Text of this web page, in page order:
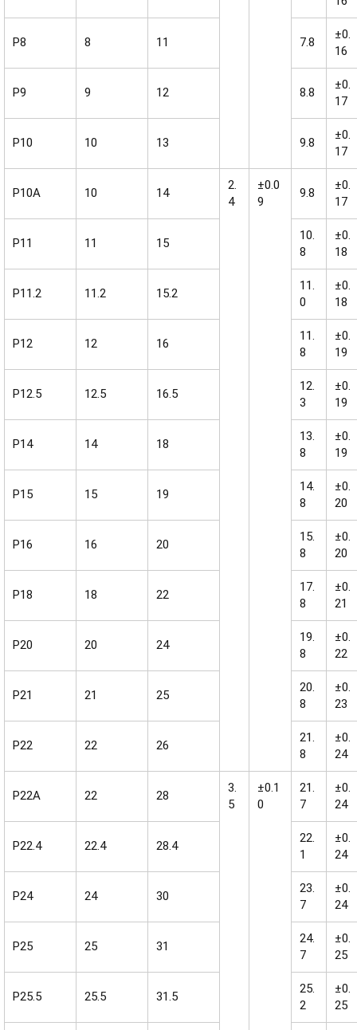
P8 8 11 7.8
±0.
16
P9 9 12 8.8
±0.
17
P10 10 13 9.8
±0.
17
P10A 10 14
2.
4
±0.0
9
9.8
±0.
17
P11 11 15
10.
8
±0.
18
P11.2 11.2 15.2
11.
0
±0.
18
P12 12 16
11.
8
±0.
19
P12.5 12.5 16.5
12.
3
±0.
19
P14 14 18
13.
8
±0.
19
P15 15 19
14.
8
±0.
20
P16 16 20
15.
8
±0.
20
P18 18 22
17.
8
±0.
21
P20 20 24
19.
8
±0.
22
P21 21 25
20.
8
±0.
23
P22 22 26
21.
8
±0.
24
P22A 22 28
3.
5
±0.1
0
21.
7
±0.
24
P22.4 22.4 28.4
22.
1
±0.
24
P24 24 30
23.
7
±0.
24
P25 25 31
24.
7
±0.
25
P25.5 25.5 31.5
25.
2
±0.
25